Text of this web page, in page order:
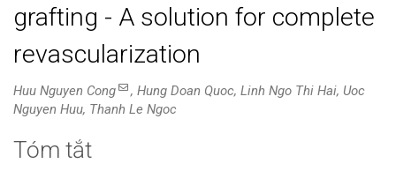
grafting - A solution for complete
revascularization
Huu Nguyen Cong
, Hung Doan Quoc, Linh Ngo Thi Hai, Uoc
Nguyen Huu, Thanh Le Ngoc
Nội
Tóm tắt